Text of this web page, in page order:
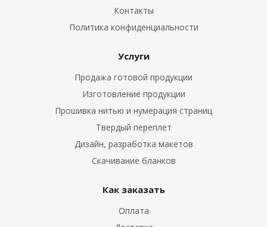
Контакты
Политика конфиденциальности
Услуги
Продажа готовой продукции
Изготовление продукции
Прошивка нитью и нумерация страниц
Твердый переплет
Дизайн, разработка макетов
Скачивание бланков
Как заказать
Оплата